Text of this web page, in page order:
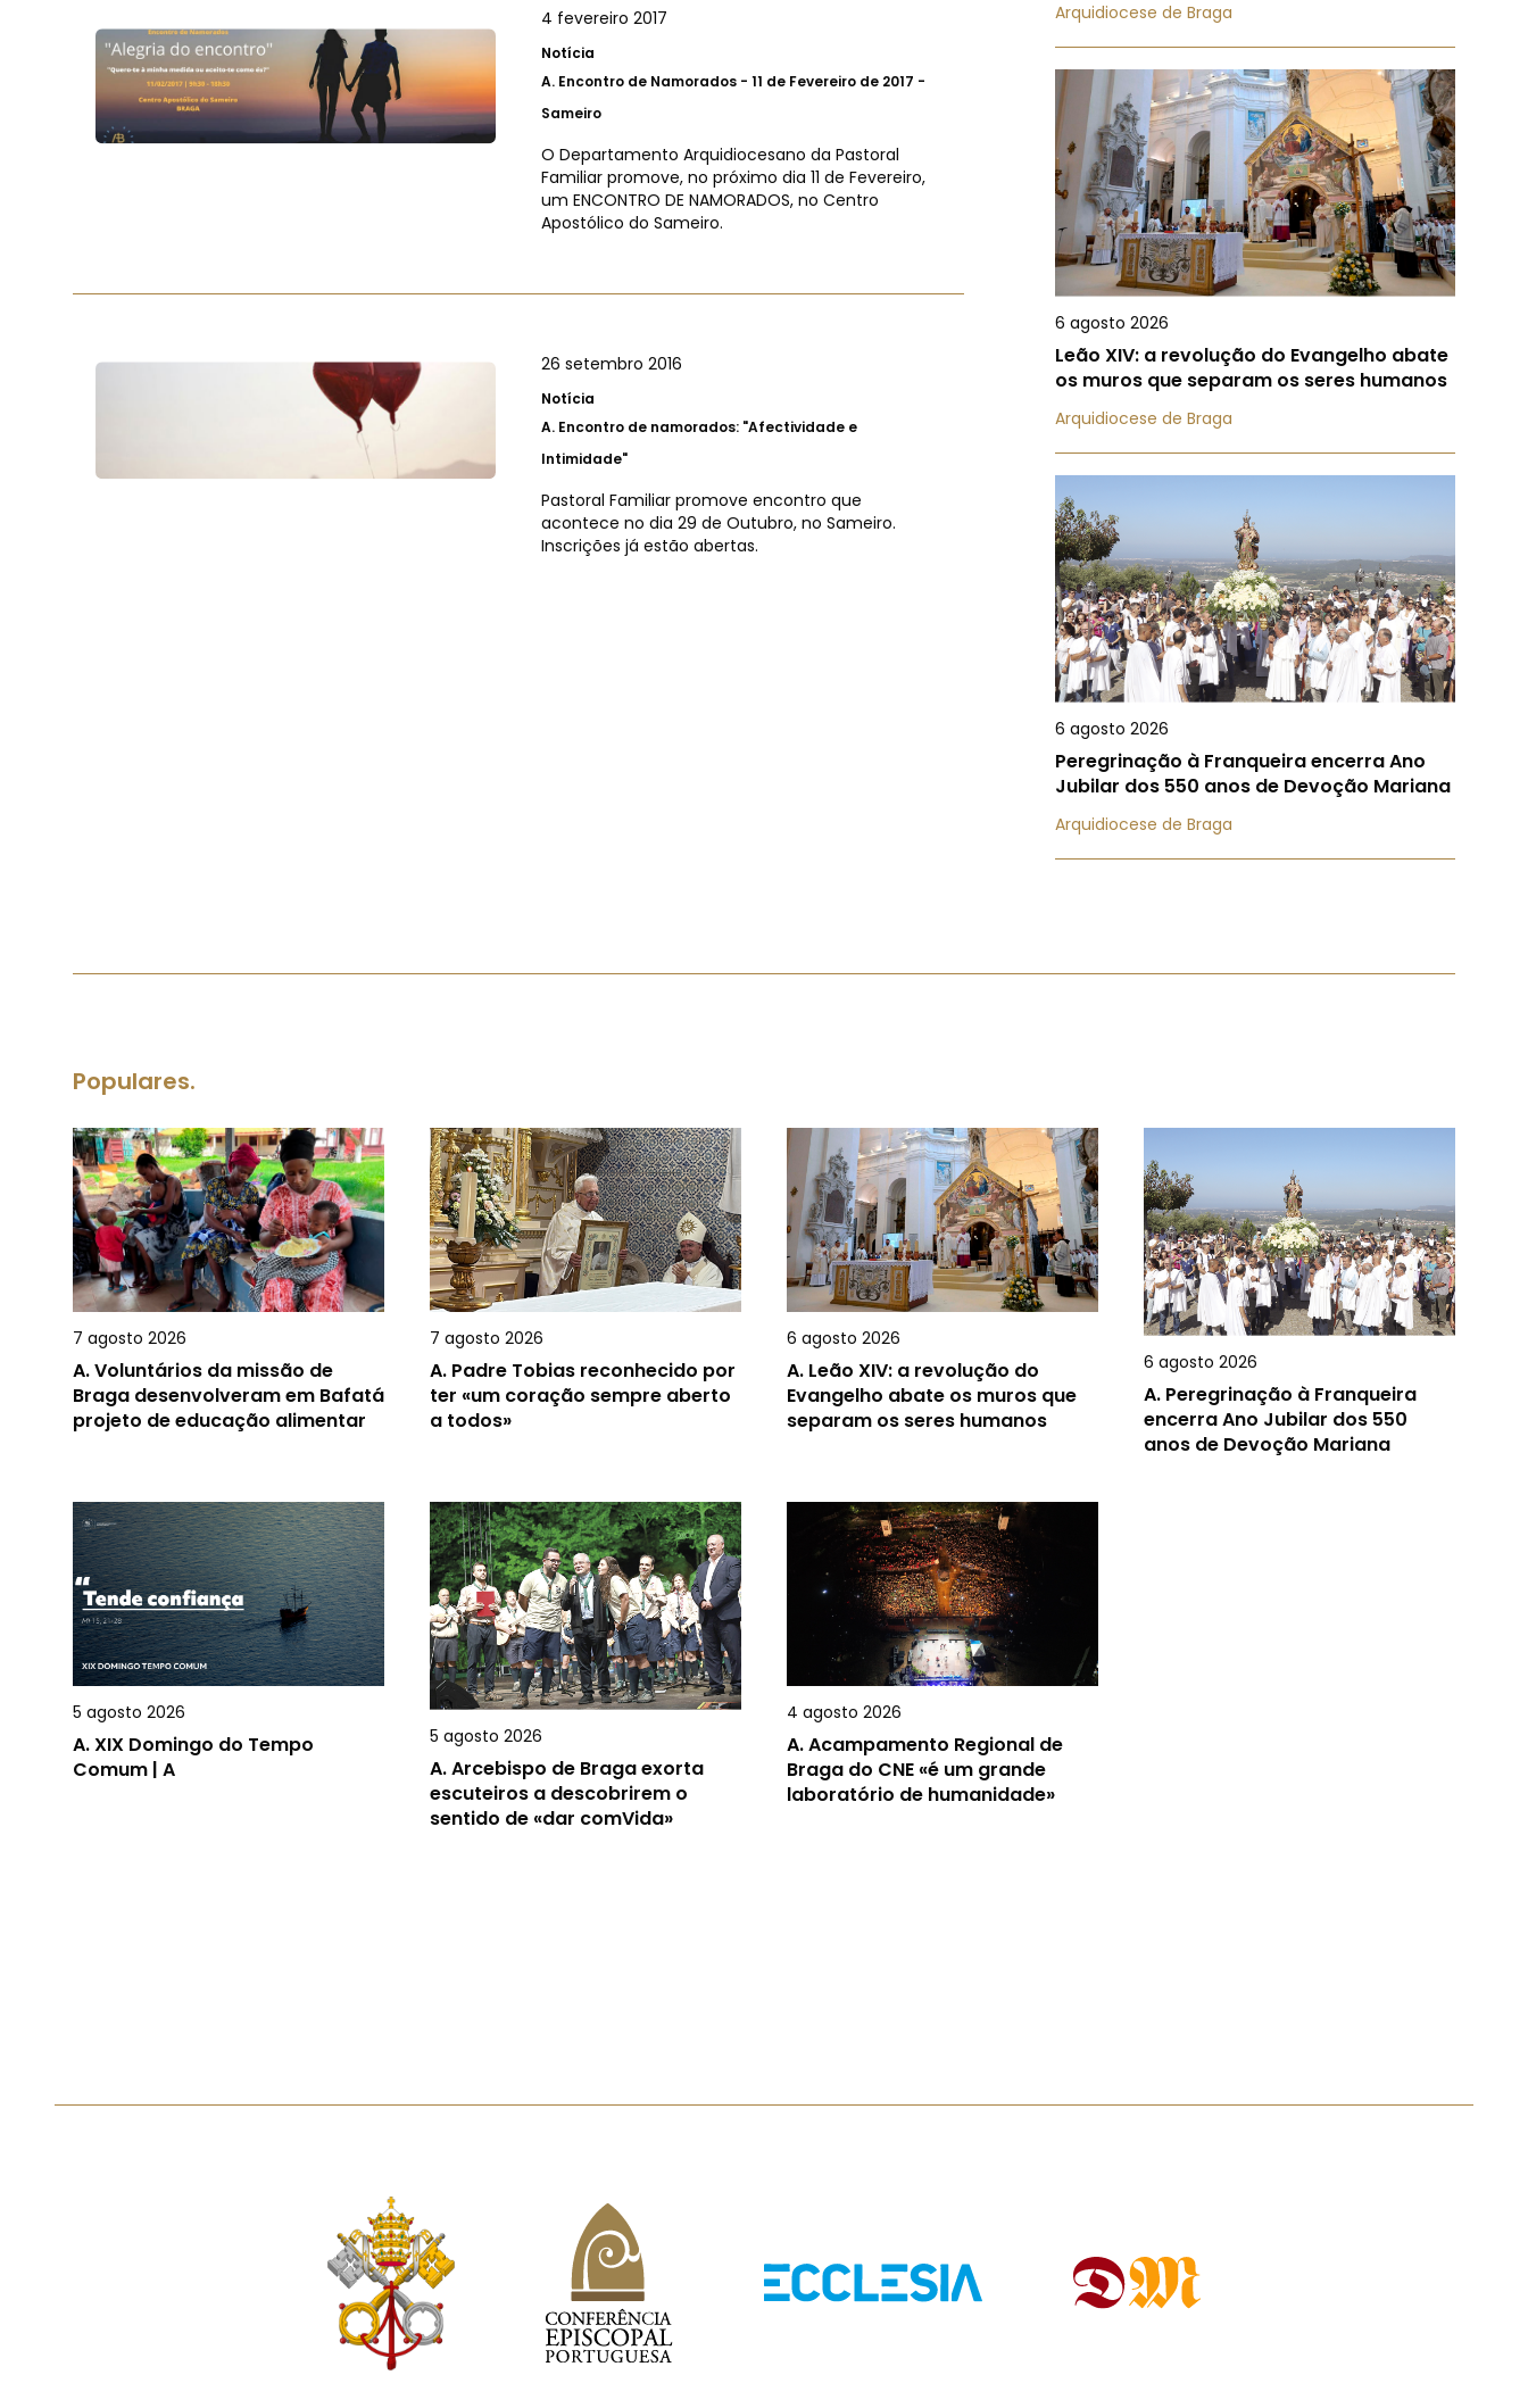
4 fevereiro 2017
Notícia
A. Encontro de Namorados - 11 de Fevereiro de 2017 -
Sameiro
O Departamento Arquidiocesano da Pastoral
Familiar promove, no próximo dia 11 de Fevereiro,
um ENCONTRO DE NAMORADOS, no Centro
Apostólico do Sameiro.
26 setembro 2016
Notícia
A. Encontro de namorados: "Afectividade e
Intimidade"
Pastoral Familiar promove encontro que
acontece no dia 29 de Outubro, no Sameiro.
Inscrições já estão abertas.
Arquidiocese de Braga
6 agosto 2026
Leão XIV: a revolução do Evangelho abate
os muros que separam os seres humanos
Arquidiocese de Braga
6 agosto 2026
Peregrinação à Franqueira encerra Ano
Jubilar dos 550 anos de Devoção Mariana
Arquidiocese de Braga
Populares.
7 agosto 2026
A.Voluntários da missão de
Braga desenvolveram em Bafatá
projeto de educação alimentar
7 agosto 2026
A. Padre Tobias reconhecido por
ter «um coração sempre aberto
a todos»
6 agosto 2026
A. Leão XIV: a revolução do
Evangelho abate os muros que
separam os seres humanos
6 agosto 2026
A. Peregrinação à Franqueira
encerra Ano Jubilar dos 550
anos de Devoção Mariana
5 agosto 2026
A.XIX Domingo do Tempo
Comum | A
5 agosto 2026
A.Arcebispo de Braga exorta
escuteiros a descobrirem o
sentido de «dar comVida»
4 agosto 2026
A.Acampamento Regional de
Braga do CNE «é um grande
laboratório de humanidade»